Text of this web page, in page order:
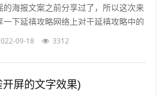
的海报文案之前分享过了，所以这次来
一下延禧攻略网络上对于延禧攻略中的
画风妆容都一致的满意，非常符合历史
09-18 3312
屏的文字效果)